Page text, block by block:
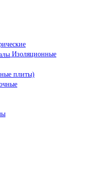
Изоляционные
плиты)